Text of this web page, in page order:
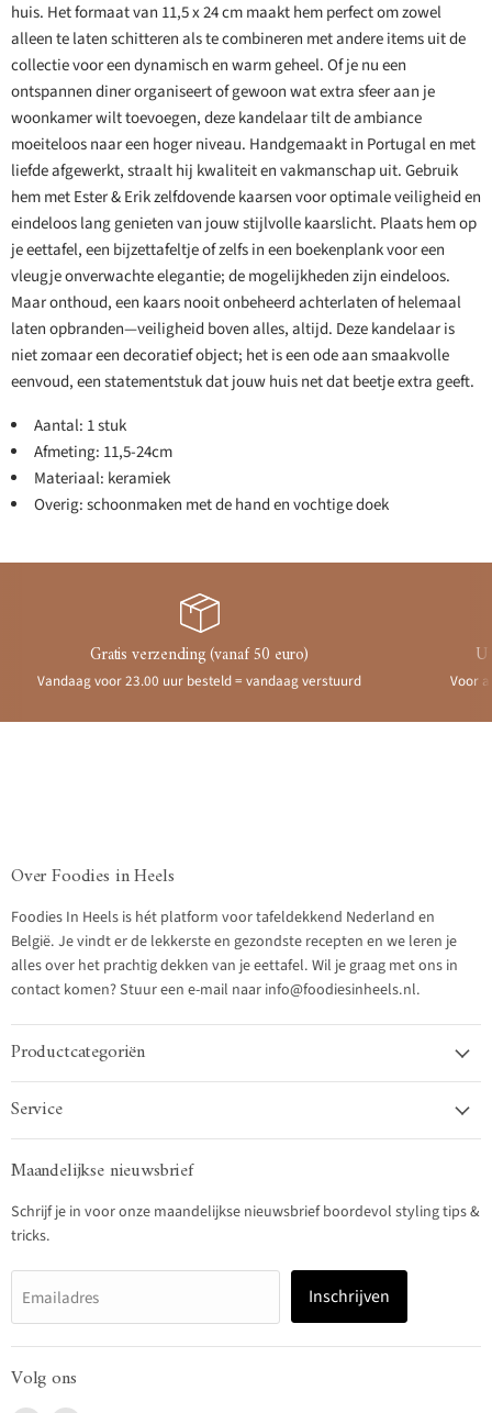
huis. Het formaat van 11,5 x 24 cm maakt hem perfect om zowel
alleen te laten schitteren als te combineren met andere items uit de
collectie voor een dynamisch en warm geheel. Of je nu een
ontspannen diner organiseert of gewoon wat extra sfeer aan je
woonkamer wilt toevoegen, deze kandelaar tilt de ambiance
moeiteloos naar een hoger niveau. Handgemaakt in Portugal en met
liefde afgewerkt, straalt hij kwaliteit en vakmanschap uit. Gebruik
hem met Ester & Erik zelfdovende kaarsen voor optimale veiligheid en
eindeloos lang genieten van jouw stijlvolle kaarslicht. Plaats hem op
je eettafel, een bijzettafeltje of zelfs in een boekenplank voor een
vleugje onverwachte elegantie; de mogelijkheden zijn eindeloos.
Maar onthoud, een kaars nooit onbeheerd achterlaten of helemaal
laten opbranden—veiligheid boven alles, altijd. Deze kandelaar is
niet zomaar een decoratief object; het is een ode aan smaakvolle
eenvoud, een statementstuk dat jouw huis net dat beetje extra geeft.
Aantal: 1 stuk
Afmeting: 11,5-24cm
Materiaal: keramiek
Overig: schoonmaken met de hand en vochtige doek
Gratis verzending (vanaf 50 euro)
Vandaag voor 23.00 uur besteld = vandaag verstuurd Voor
Over Foodies in Heels
Foodies In Heels is hét platform voor tafeldekkend Nederland en
België. Je vindt er de lekkerste en gezondste recepten en we leren je
alles over het prachtig dekken van je eettafel. Wil je graag met ons in
contact komen? Stuur een e-mail naar info@foodiesinheels.nl.
Productcategoriën
Service
Maandelijkse nieuwsbrief
Schrijf je in voor onze maandelijkse nieuwsbrief boordevol styling tips &
tricks.
Emailadres Inschrijven
Volg ons